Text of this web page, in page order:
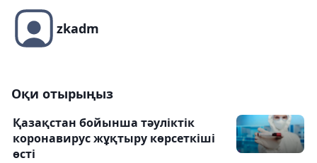
zkadm
Оқи отырыңыз
Қазақстан бойынша тәуліктік
коронавирус жұқтыру көрсеткіші
өсті